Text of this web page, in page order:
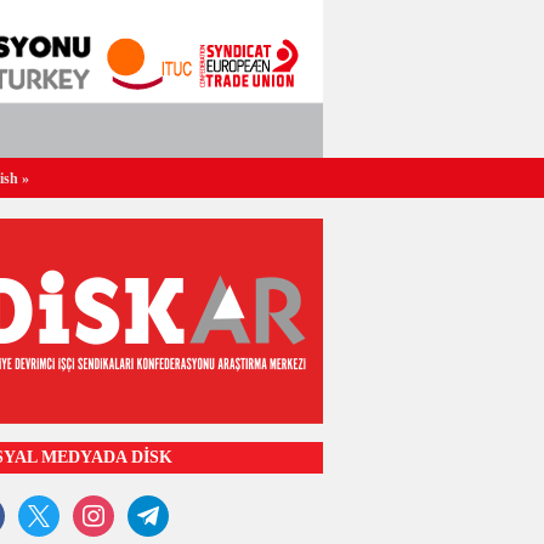
»
MEDYADA DİSK
x instagramtelegram